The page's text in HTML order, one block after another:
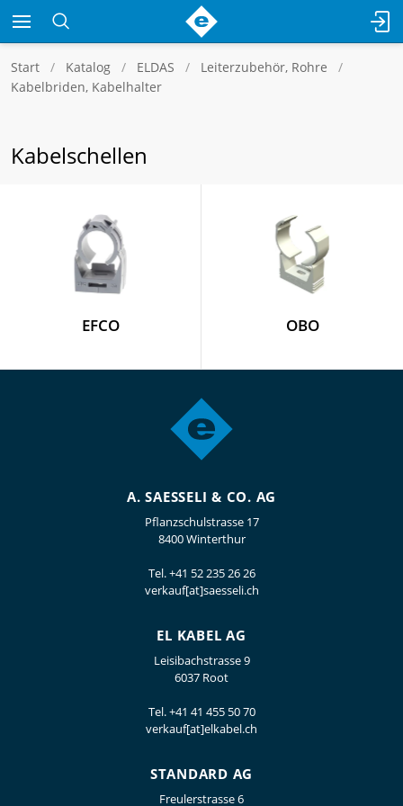
Start Katalog ELDAS
Leiterzubehör, Rohre
Kabelbriden, Kabelhalter
Kabelschellen
EFCO OBO
A. SAESSELI & CO. AG
Pflanzschulstrasse 17
8400 Winterthur
Tel.+41 52 235 26 26
verkauf[at]saesseli.ch
EL KABEL AG
Leisibachstrasse 9
6037 Root
Tel.+41 41 455 50 70
verkauf[at]elkabel.ch
STANDARD AG
Freulerstrasse 6